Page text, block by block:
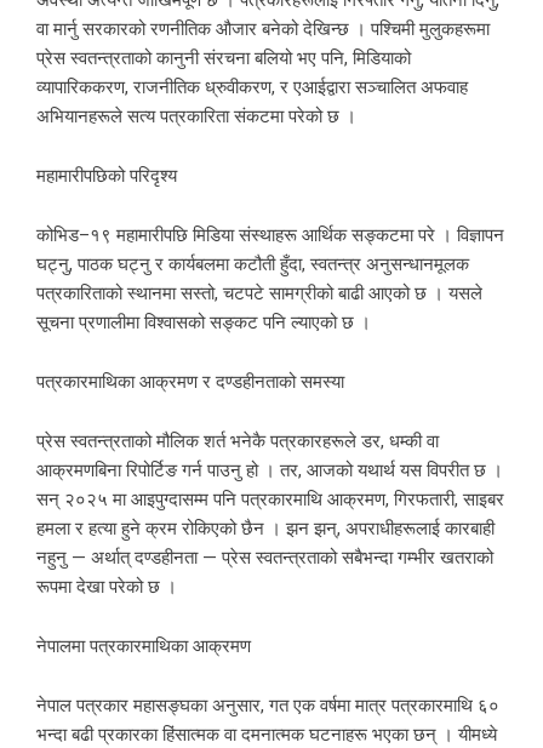
वा मार्नु सरकारको रणनीतिक औजार बनेको देखिन्छ । पश्चिमी मुलुकहरूमा
प्रेस स्वतन्त्रताको कानुनी संरचना बलियो भए पनि, मिडियाको
व्यापारिककरण, राजनीतिक ध्रुवीकरण, र एआईद्वारा सञ्चालित अफवाह
अभियानहरूले सत्य पत्रकारिता संकटमा परेको छ ।
महामारीपछिको परिदृश्य
कोभिड–१९ महामारीपछि मिडिया संस्थाहरू आर्थिक सङ्कटमा परे । विज्ञापन
घट्नु, पाठक घट्नु र कार्यबलमा कटौती हुँदा, स्वतन्त्र अनुसन्धानमूलक
पत्रकारिताको स्थानमा सस्तो, चटपटे सामग्रीको बाढी आएको छ । यसले
सूचना प्रणालीमा विश्वासको सङ्कट पनि ल्याएको छ ।
पत्रकारमाथिका आक्रमण र दण्डहीनताको समस्या
प्रेस स्वतन्त्रताको मौलिक शर्त भनेकै पत्रकारहरूले डर, धम्की वा
आक्रमणबिना रिपोर्टिङ गर्न पाउनु हो । तर, आजको यथार्थ यस विपरीत छ ।
सन् २०२५ मा आइपुग्दासम्म पनि पत्रकारमाथि आक्रमण, गिरफतारी, साइबर
हमला र हत्या हुने क्रम रोकिएको छैन । झन झन्, अपराधीहरूलाई कारबाही
नहुनु — अर्थात् दण्डहीनता — प्रेस स्वतन्त्रताको सबैभन्दा गम्भीर खतराको
रूपमा देखा परेको छ ।
नेपालमा पत्रकारमाथिका आक्रमण
नेपाल पत्रकार महासङ्घका अनुसार, गत एक वर्षमा मात्र पत्रकारमाथि ६०
भन्दा बढी प्रकारका हिंसात्मक वा दमनात्मक घटनाहरू भएका छन् । यीमध्ये